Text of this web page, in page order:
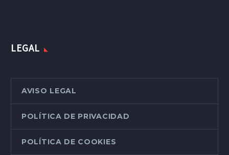
LEGAL
AVISO LEGAL
POLÍTICA DE PRIVACIDAD
POLÍTICA DE COOKIES